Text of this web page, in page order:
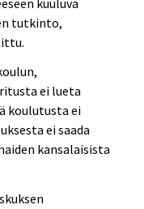
tutkinto,
ei lueta
koulutusta ei
ei saada
kansalaisista